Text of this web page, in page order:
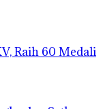
Raih 60 Medali